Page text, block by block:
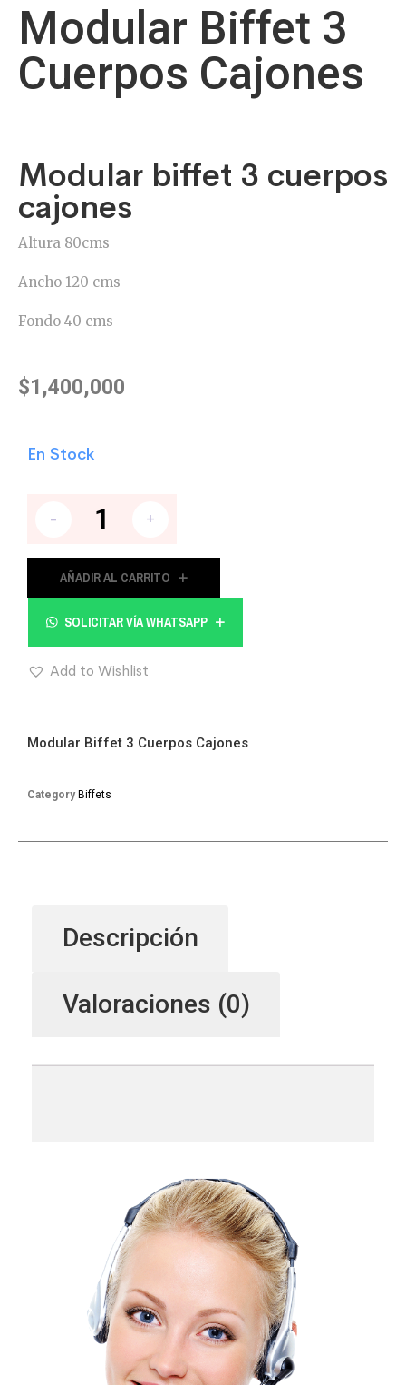
Modular Biffet 3
Cuerpos Cajones
Modular biffet 3 cuerpos
cajones
Altura 80cms
Ancho 120 cms
Fondo 40 cms
$1,400,000
En Stock
- +
AÑADIR AL CARRITO
SOLICITAR VÍA WHATSAPP
Add to Wishlist
Modular Biffet 3 Cuerpos Cajones
Category Biffets
Descripción
Valoraciones (0)